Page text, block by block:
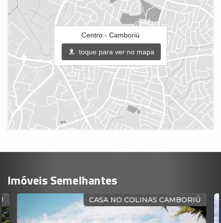
Centro - Camboriú
toque para ver no mapa
Imóveis Semelhantes
CASA NO COLINAS CAMBORIÚ